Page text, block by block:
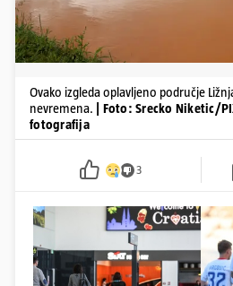
Ovako izgleda oplavljeno područje
nevremena.
| Foto: Srecko Niketic/
fotografija
3